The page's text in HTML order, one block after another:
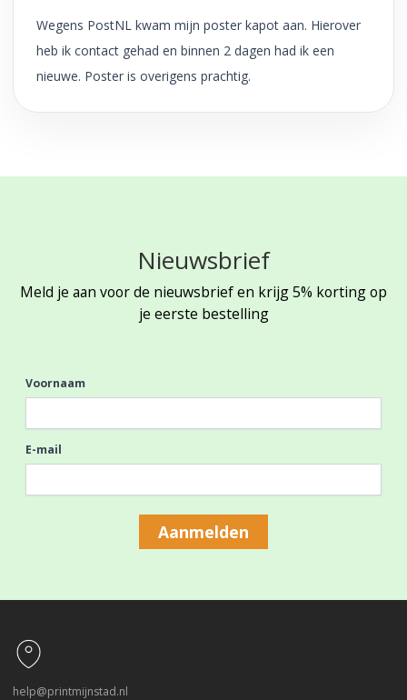
Wegens PostNL kwam mijn poster kapot aan. Hierover
heb ik contact gehad en binnen 2 dagen had ik een
nieuwe. Poster is overigens prachtig.
Nieuwsbrief
Meld je aan voor de nieuwsbrief en krijg 5% korting op
je eerste bestelling
Voornaam
E-mail
Aanmelden
help@printmijnstad.nl